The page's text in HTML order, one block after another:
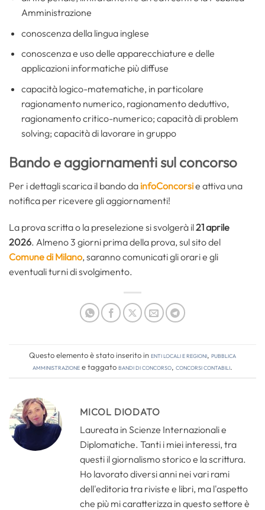
Amministrazione
conoscenza della lingua inglese
conoscenza e uso delle apparecchiature e delle
applicazioni informatiche più diffuse
capacità logico-matematiche, in particolare
ragionamento numerico, ragionamento deduttivo,
ragionamento critico-numerico; capacità di problem
solving; capacità di lavorare in gruppo
Bando e aggiornamenti sul concorso
Per i dettagli scarica il bando da infoConcorsie attiva una
notifica per ricevere gli aggiornamenti!
La prova scritta o la preselezione si svolgerà il21 aprile
2026. Almeno 3 giorni prima della prova, sul sito del
Comune di Milano, saranno comunicati gli orari e gli
eventuali turni di svolgimento.
Questo elemento è stato inserito inEnti locali e regioni, Pubblica
amministrazionee taggatobandi di concorso, concorsi contabili.
MICOL DIODATO
Laureata in Scienze Internazionali e
Diplomatiche. Tanti i miei interessi, tra
questi il giornalismo storico e la scrittura.
Ho lavorato diversi anni nei vari rami
dell'editoria tra riviste e libri, ma l'aspetto
che più mi caratterizza in questo settore è